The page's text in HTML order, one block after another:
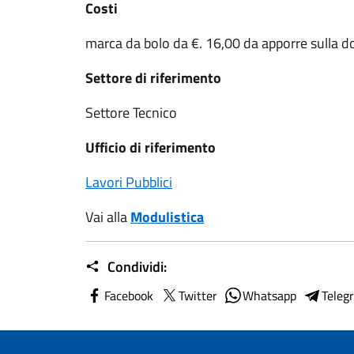
Costi
marca da bolo da €. 16,00 da apporre sulla
Settore di riferimento
Settore Tecnico
Ufficio di riferimento
Lavori Pubblici
Vai allaModulistica
Condividi:
Facebook Twitter Whatsapp